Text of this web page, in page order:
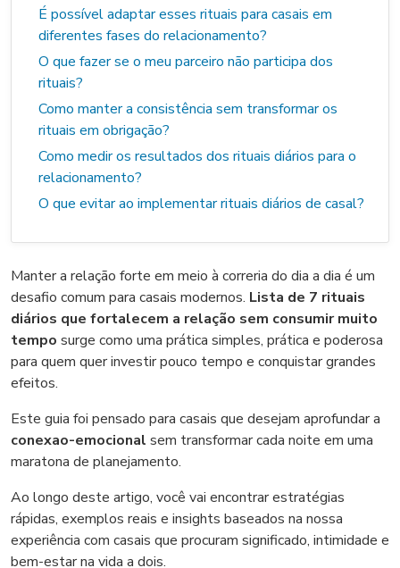
É possível adaptar esses rituais para casais em
diferentes fases do relacionamento?
O que fazer se o meu parceiro não participa dos
rituais?
Como manter a consistência sem transformar os
rituais em obrigação?
Como medir os resultados dos rituais diários para o
relacionamento?
O que evitar ao implementar rituais diários de casal?
Manter a relação forte em meio à correria do dia a dia é um
desafio comum para casais modernos. Lista de 7 rituais
diários que fortalecem a relação sem consumir muito
tempo surge como uma prática simples, prática e poderosa
para quem quer investir pouco tempo e conquistar grandes
efeitos.
Este guia foi pensado para casais que desejam aprofundar a
conexao-emocional sem transformar cada noite em uma
maratona de planejamento.
Ao longo deste artigo, você vai encontrar estratégias
rápidas, exemplos reais e insights baseados na nossa
experiência com casais que procuram significado, intimidade e
bem-estar na vida a dois.